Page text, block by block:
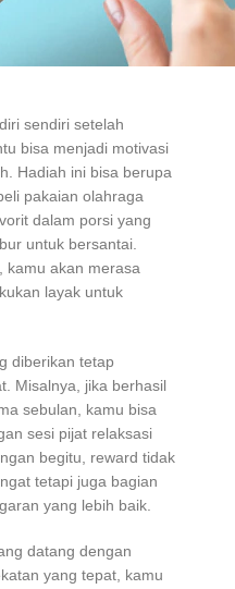
sendiri setelah
bisa menjadi motivasi
Hadiah ini bisa berupa
pakaian olahraga
dalam porsi yang
untuk bersantai.
kamu akan merasa
layak untuk
diberikan tetap
Misalnya, jika berhasil
sebulan, kamu bisa
sesi pijat relaksasi
begitu, reward tidak
tetapi juga bagian
yang lebih baik.
datang dengan
yang tepat, kamu